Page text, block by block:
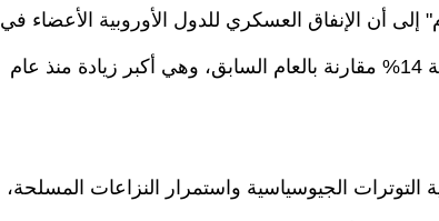
إلى أن الإنفاق العسكري للدول الأوروبية الأعضاء في
حلف الناتو رفعوا ميزانياتهم الدفاعية في 2025 بنسبة 14% مقارنة بالعام السابق، وهي أكبر زيادة منذ عام
الجيوسياسية واستمرار النزاعات المسلحة،